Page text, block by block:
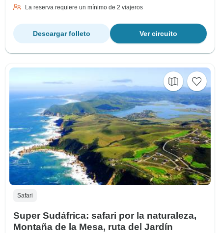
La reserva requiere un mínimo de 2 viajeros
Ver circuito
Descargar folleto
Safari
Super Sudáfrica: safari por la naturaleza,
Montaña de la Mesa, ruta del Jardín